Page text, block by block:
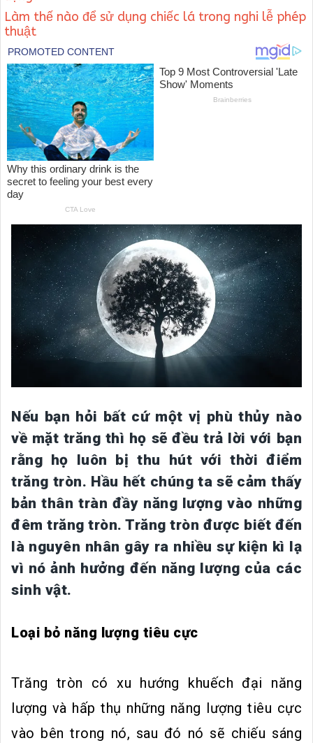
Làm thế nào để sử dụng chiếc lá trong nghi lễ phép
thuật
Nếu bạn hỏi bất cứ một vị phù thủy nào
về mặt trăng thì họ sẽ đều trả lời với bạn
rằng họ luôn bị thu hút với thời điểm
trăng tròn. Hầu hết chúng ta sẽ cảm thấy
bản thân tràn đầy năng lượng vào những
đêm trăng tròn. Trăng tròn được biết đến
là nguyên nhân gây ra nhiều sự kiện kì lạ
vì nó ảnh hưởng đến năng lượng của các
sinh vật.
Loại bỏ năng lượng tiêu cực
Trăng tròn có xu hướng khuếch đại năng
lượng và hấp thụ những năng lượng tiêu cực
vào bên trong nó, sau đó nó sẽ chiếu sáng